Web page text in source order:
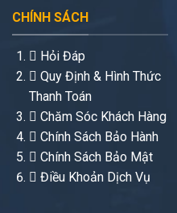
CHÍNH SÁCH
Hỏi Đáp
Quy Định & Hình Thức
Thanh Toán
Chăm Sóc Khách Hàng
Chính Sách Bảo Hành
Chính Sách Bảo Mật
Điều Khoản Dịch Vụ